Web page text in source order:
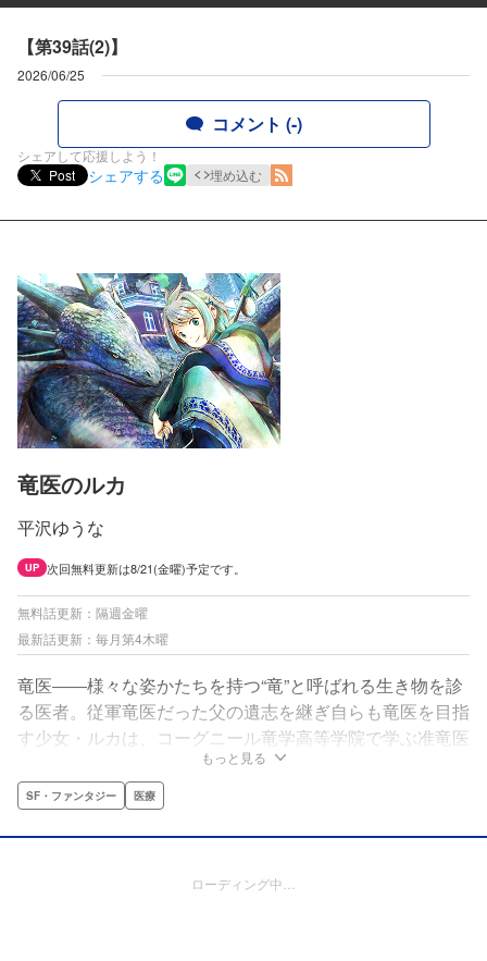
【第39話(2)】
2026/06/25
コメント (-)
シェアして応援しよう！
Post
シェアする 埋め込む
竜医のルカ
平沢ゆうな
UP 次回無料更新は8/21(金曜)予定です。
無料話更新：隔週金曜
最新話更新：毎月第4木曜
竜医――様々な姿かたちを持つ“竜”と呼ばれる生き物を診
る医者。従軍竜医だった父の遺志を継ぎ自らも竜医を目指
す少女・ルカは、コーグニール竜学高等学院で学ぶ准竜医
として同期のジーラやクロエとときに協力し、ときに衝突
しながらも目の前で病に苦しむ竜の治療にあたっていく
――。
もっと見る
SF・ファンタジー 医療
ローディング中…